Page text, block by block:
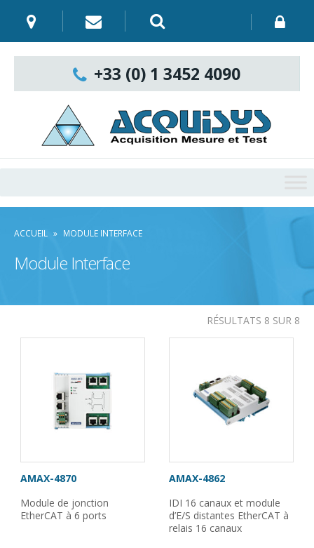
+33 (0) 1 3452 4090
ACCUEIL » MODULE INTERFACE
Module Interface
RÉSULTATS 8 SUR 8
AMAX-4870
Module de jonction
EtherCAT à 6 ports
AMAX-4862
IDI 16 canaux et module
d’E/S distantes EtherCAT à
relais 16 canaux